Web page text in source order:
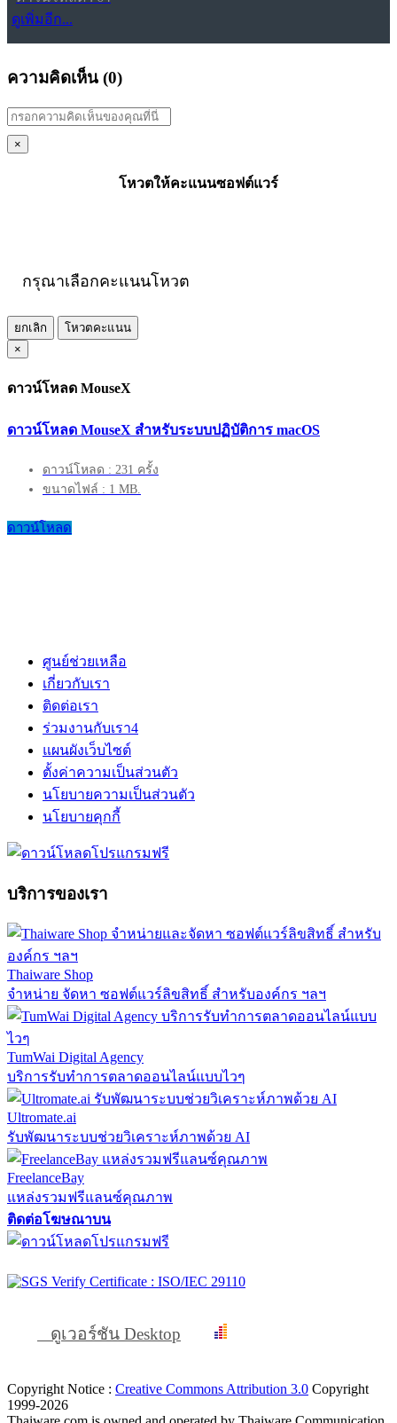
ดูเพิ่มอีก...
ความคิดเห็น (0)
×
โหวตให้คะแนนซอฟต์แวร์
กรุณาเลือกคะแนนโหวต
ยกเลิก
โหวตคะแนน
×
ดาวน์โหลด MouseX
ดาวน์โหลด MouseX สำหรับระบบปฏิบัติการ macOS
ดาวน์โหลด : 231 ครั้ง
ขนาดไฟล์ : 1 MB.
ดาวน์โหลด
ศูนย์ช่วยเหลือ
เกี่ยวกับเรา
ติดต่อเรา
ร่วมงานกับเรา4
แผนผังเว็บไซต์
ตั้งค่าความเป็นส่วนตัว
นโยบายความเป็นส่วนตัว
นโยบายคุกกี้
บริการของเรา
Thaiware Shop
จำหน่าย จัดหา ซอฟต์แวร์ลิขสิทธิ์ สำหรับองค์กร ฯลฯ
TumWai Digital Agency
บริการรับทำการตลาดออนไลน์แบบไวๆ
Ultromate.ai
รับพัฒนาระบบช่วยวิเคราะห์ภาพด้วย AI
FreelanceBay
แหล่งรวมฟรีแลนซ์คุณภาพ
ติดต่อโฆษณาบน
ดูเวอร์ชัน Desktop
Copyright Notice : Creative Commons Attribution 3.0 Copyright
1999-2026